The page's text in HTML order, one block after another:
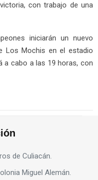
con trabajo de una
iniciarán un nuevo
Los Mochis en el estadio
a cabo a las 19 horas, con
de Culiacán.
Miguel Alemán.